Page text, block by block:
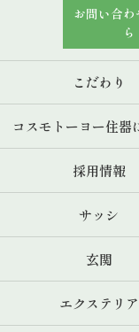
お問い合わ
ら
こだわり
コスモトーヨー住器
採用情報
サッシ
玄関
エクステリア